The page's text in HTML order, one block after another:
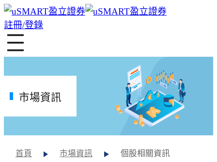
註冊/登錄
市場資訊
首頁 市場資訊 個股相關資訊